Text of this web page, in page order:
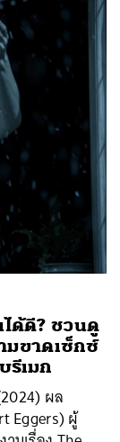
ได้ดี? ชวนดู
มขาดเซ็กซ์
รีเมก
ผล
Eggers) ผู้